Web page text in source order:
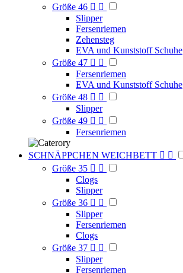
Größe 46  
Slipper
Fersenriemen
Zehensteg
EVA und Kunststoff Schuhe
Größe 47  
Fersenriemen
EVA und Kunststoff Schuhe
Größe 48  
Slipper
Größe 49  
Fersenriemen
SCHNÄPPCHEN WEICHBETT  
Größe 35  
Clogs
Slipper
Größe 36  
Slipper
Fersenriemen
Clogs
Größe 37  
Slipper
Fersenriemen